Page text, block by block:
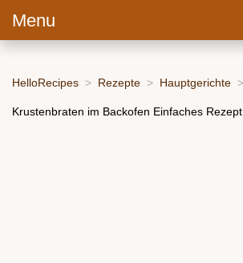
Menu
HelloRecipes Rezepte Hauptgerichte
Krustenbraten im Backofen Einfaches